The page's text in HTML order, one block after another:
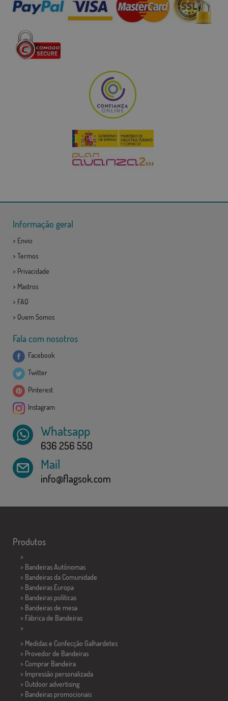
Informação geral
> Envio
> Termos
> Privacidade
> Mastros
> FAQ
> Quem Somos
Fala com nosotros
Facebook
Twitter
Pinterest
Instagram
Whatsapp
636 256 550
Mail
info@flagsok.com
Produtos
>
> Bandeiras Autônomas
> Bandeiras da Comunidade
> Bandeiras Europa
> Bandeiras políticas
> Bandeiras de mesa
> Fábrica de Bandeiras
>
> Medidas e Confecção Galhardetes
> Provedor de Bandeiras
> Comprar Bandeira
> Impressão personalizada
> Outdoor advertising
> Bandeiras promocionais